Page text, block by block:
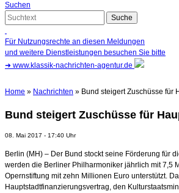
Suchen
Für Nutzungsrechte an diesen Meldungen
und weitere Dienstleistungen besuchen Sie bitte
➜ www.klassik-nachrichten-agentur.de
Home » Nachrichten » Bund steigert Zuschüsse für
Bund steigert Zuschüsse für
08. Mai 2017 - 17:40 Uhr
Berlin (MH) – Der Bund stockt seine Förderung für
werden die Berliner Philharmoniker jährlich mit 7,5
Opernstiftung mit zehn Millionen Euro unterstützt.
Hauptstadtfinanzierungsvertrag, den